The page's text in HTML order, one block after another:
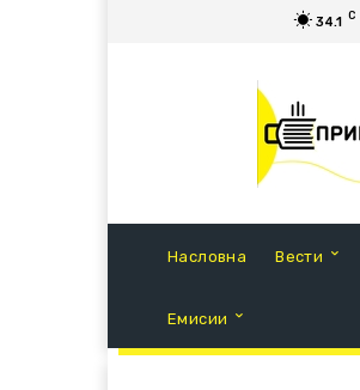
34.1 C
Насловна Вести
Емисии